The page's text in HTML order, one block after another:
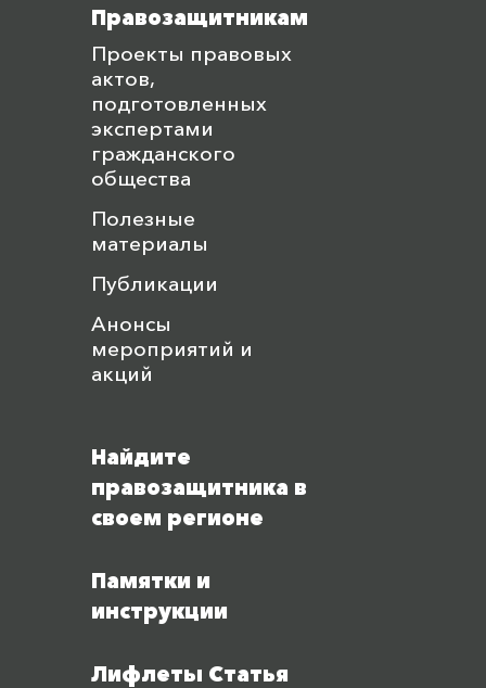
Правозащитникам
Проекты правовых
актов,
подготовленных
экспертами
гражданского
общества
Полезные
материалы
Публикации
Анонсы
мероприятий и
акций
Найдите
правозащитника в
своем регионе
Памятки и
инструкции
Лифлеты Статья